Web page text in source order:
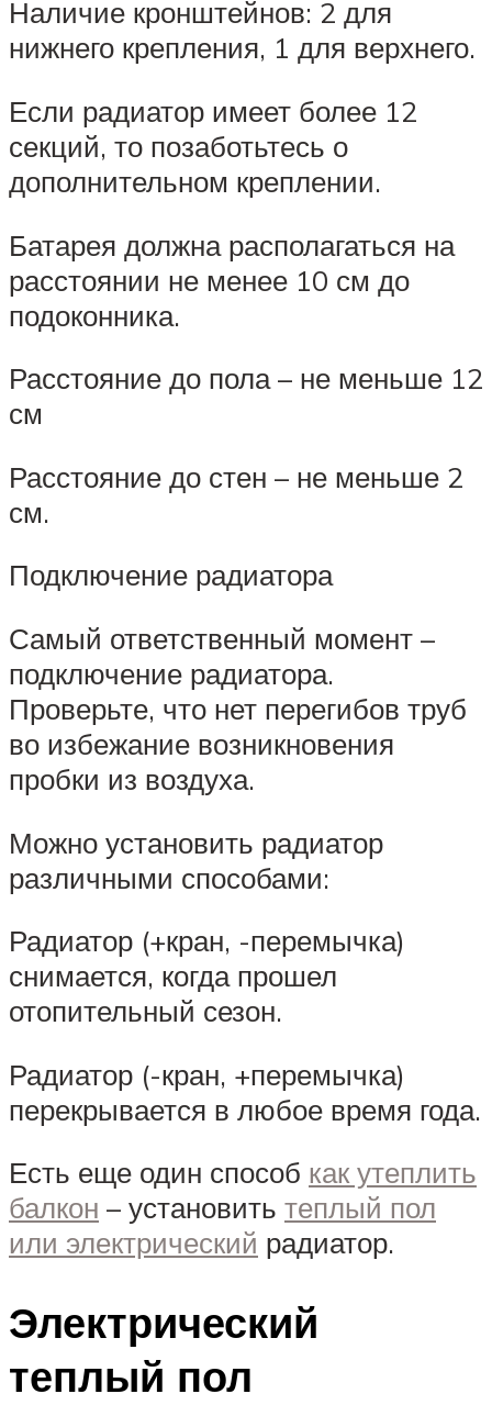
Наличие кронштейнов: 2 для
нижнего крепления, 1 для верхнего.
Если радиатор имеет более 12
секций, то позаботьтесь о
дополнительном креплении.
Батарея должна располагаться на
расстоянии не менее 10 см до
подоконника.
Расстояние до пола – не меньше 12
см
Расстояние до стен – не меньше 2
см.
Подключение радиатора
Самый ответственный момент –
подключение радиатора.
Проверьте, что нет перегибов труб
во избежание возникновения
пробки из воздуха.
Можно установить радиатор
различными способами:
Радиатор (+кран, -перемычка)
снимается, когда прошел
отопительный сезон.
Радиатор (-кран, +перемычка)
перекрывается в любое время года.
Есть еще один способ как утеплить
балкон – установить теплый пол
или электрический радиатор.
Электрический
теплый пол